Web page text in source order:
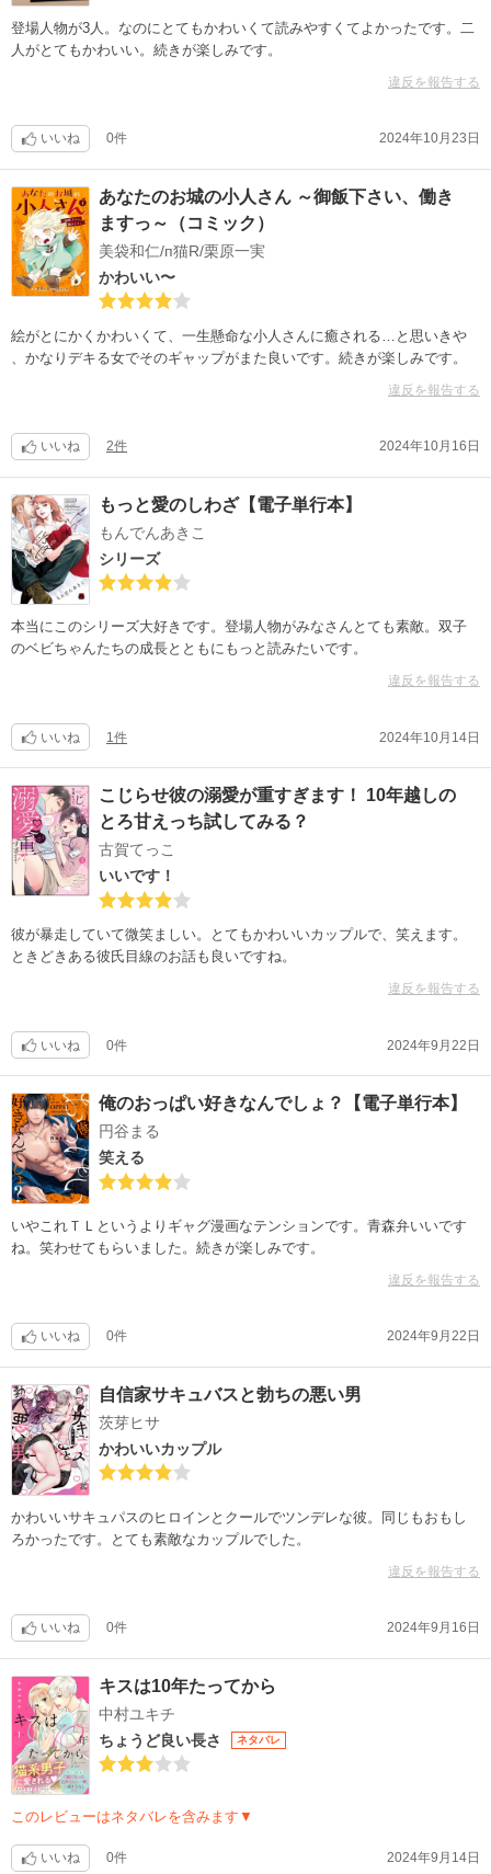
登場人物が3人。なのにとてもかわいくて読みやすくてよかったです。二
人がとてもかわいい。続きが楽しみです。
違反を報告する
いいね 0件 2024年10月23日
あなたのお城の小人さん ～御飯下さい、働き
ますっ～（コミック）
美袋和仁/п猫R/栗原一実
かわいい〜
絵がとにかくかわいくて、一生懸命な小人さんに癒される…と思いきや
、かなりデキる女でそのギャップがまた良いです。続きが楽しみです。
違反を報告する
いいね 2件 2024年10月16日
もっと愛のしわざ【電子単行本】
もんでんあきこ
シリーズ
本当にこのシリーズ大好きです。登場人物がみなさんとても素敵。双子
のベビちゃんたちの成長とともにもっと読みたいです。
違反を報告する
いいね 1件 2024年10月14日
こじらせ彼の溺愛が重すぎます！ 10年越しの
とろ甘えっち試してみる？
古賀てっこ
いいです！
彼が暴走していて微笑ましい。とてもかわいいカップルで、笑えます。
ときどきある彼氏目線のお話も良いですね。
違反を報告する
いいね 0件 2024年9月22日
俺のおっぱい好きなんでしょ？【電子単行本】
円谷まる
笑える
いやこれＴＬというよりギャグ漫画なテンションです。青森弁いいです
ね。笑わせてもらいました。続きが楽しみです。
違反を報告する
いいね 0件 2024年9月22日
自信家サキュバスと勃ちの悪い男
茨芽ヒサ
かわいいカップル
かわいいサキュパスのヒロインとクールでツンデレな彼。同じもおもし
ろかったです。とても素敵なカップルでした。
違反を報告する
いいね 0件 2024年9月16日
キスは10年たってから
中村ユキチ
ちょうど良い長さ
ネタバレ
このレビューはネタバレを含みます▼
いいね 0件 2024年9月14日